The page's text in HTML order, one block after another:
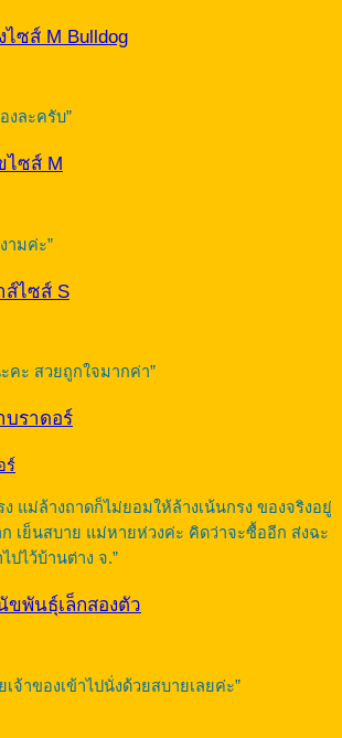
ซส์ M Bulldog
งละครับ”
ซส์ M
ามค่ะ”
ไซส์ S
คะ สวยถูกใจมากค่า”
ราดอร์
แม่ล้างถาดก็ไม่ยอมให้ล้างเน้นกรง ของจริงอยู่
เย็นสบาย แม่หายห่วงค่ะ คิดว่าจะซื้ออีก ส่งฉะ
ปไว้บ้านต่าง จ.”
พันธุ์เล็กสองตัว
จ้าของเข้าไปนั่งด้วยสบายเลยค่ะ”